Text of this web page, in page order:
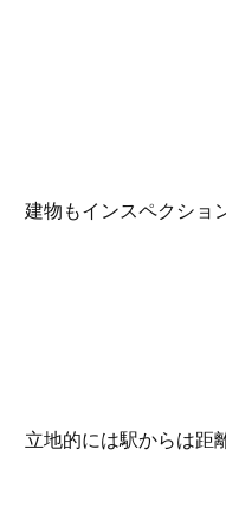
建物もインスペクショ
立地的には駅からは距